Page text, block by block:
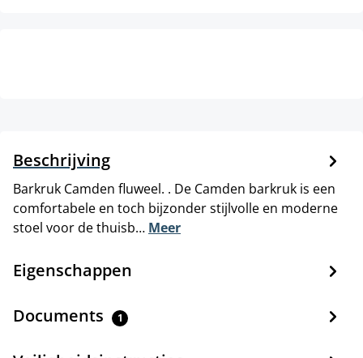
Beschrijving
Barkruk Camden fluweel. . De Camden barkruk is een
comfortabele en toch bijzonder stijlvolle en moderne
stoel voor de thuisb… Meer
Eigenschappen
Documents 1